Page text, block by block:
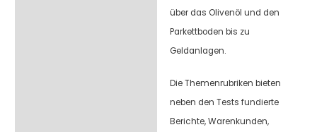
über das Olivenöl und den
Parkettboden bis zu
Geldanlagen.
Die Themenrubriken bieten
neben den Tests fundierte
Berichte, Warenkunden,